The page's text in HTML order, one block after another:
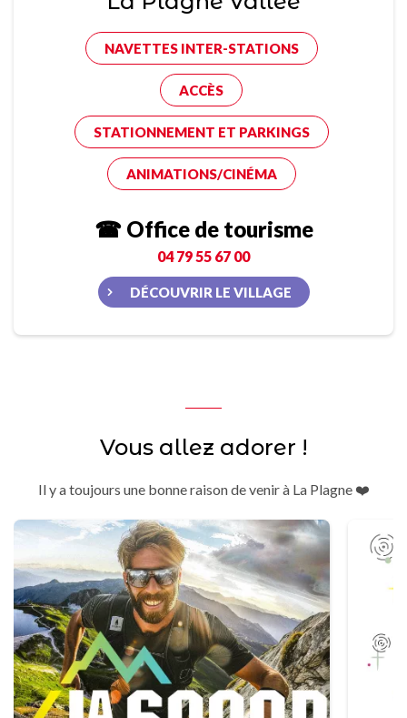
NAVETTES INTER-STATIONS
ACCÈS
STATIONNEMENT ET PARKINGS
ANIMATIONS/CINÉMA
☎ Office de tourisme
04 79 55 67 00
DÉCOUVRIR LE VILLAGE
Vous allez adorer !
Il y a toujours une bonne raison de venir à La Plagne ❤️